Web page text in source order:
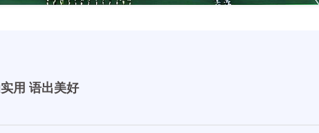
实用 语出美好